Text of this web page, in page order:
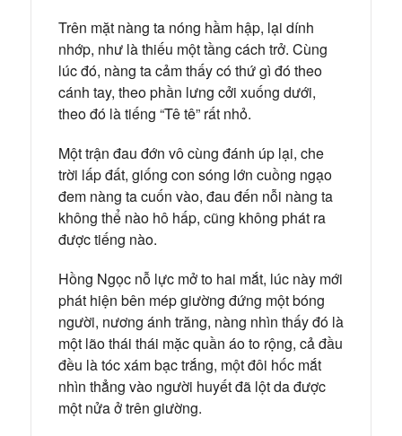
Trên mặt nàng ta nóng hầm hập, lại dính
nhớp, như là thiếu một tầng cách trở. Cùng
lúc đó, nàng ta cảm thấy có thứ gì đó theo
cánh tay, theo phần lưng cởi xuống dưới,
theo đó là tiếng “Tê tê” rất nhỏ.
Một trận đau đớn vô cùng đánh úp lại, che
trời lấp đất, giống con sóng lớn cuồng ngạo
đem nàng ta cuốn vào, đau đến nỗi nàng ta
không thể nào hô hấp, cũng không phát ra
được tiếng nào.
Hồng Ngọc nỗ lực mở to hai mắt, lúc này mới
phát hiện bên mép giường đứng một bóng
người, nương ánh trăng, nàng nhìn thấy đó là
một lão thái thái mặc quần áo to rộng, cả đầu
đều là tóc xám bạc trắng, một đôi hốc mắt
nhìn thẳng vào người huyết đã lột da được
một nửa ở trên giường.